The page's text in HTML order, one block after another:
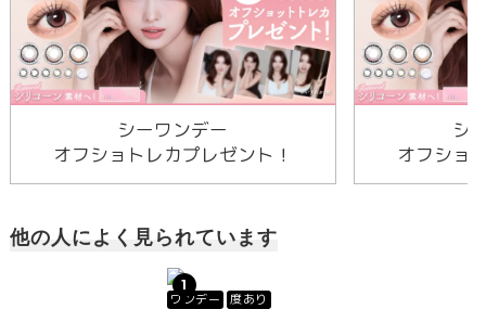
シーワンデー
オフショトレカプレゼント！
シ
オフショ
他の人によく見られています
1
ワンデー
度あり